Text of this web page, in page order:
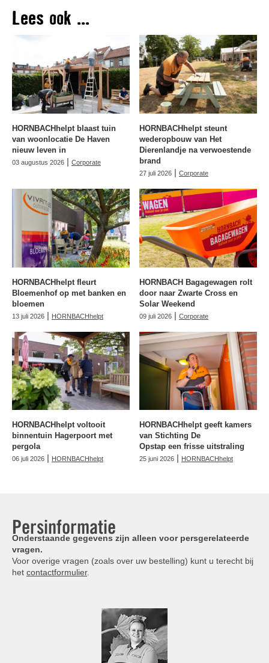
Lees ook ...
HORNBACHhelpt blaast tuin
van woonlocatie De Haven
nieuw leven in
03 augustus 2026 | Corporate
HORNBACHhelpt steunt
wederopbouw van Het
Dierenlandje na verwoestende
brand
27 juli 2026 | Corporate
HORNBACHhelpt fleurt
Bloemenhof op met banken en
bloemen
13 juli 2026 | HORNBACHhelpt
HORNBACH Bagagewagen rolt
door naar Zwarte Cross en
Solar Weekend
09 juli 2026 | Corporate
HORNBACHhelpt voltooit
binnentuin Hagerpoort met
pergola
06 juli 2026 | HORNBACHhelpt
HORNBACHhelpt geeft kamers
van Stichting De
Opstap een frisse uitstraling
25 juni 2026 | HORNBACHhelpt
Persinformatie
Onderstaande gegevens zijn alleen voor persgerelateerde
vragen.
Voor overige vragen (zoals over uw bestelling) kunt u terecht bij
het contactformulier.